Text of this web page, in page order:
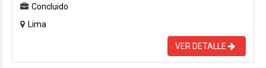
Concluido
Lima
VER DETALLE